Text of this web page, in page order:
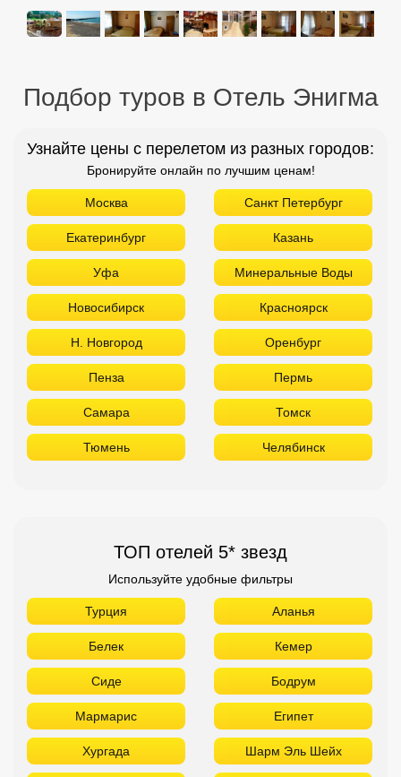
Подбор туров в Отель Энигма
Узнайте цены с перелетом из разных городов:
Бронируйте онлайн по лучшим ценам!
Москва Санкт Петербург
Екатеринбург Казань
Уфа Минеральные Воды
Новосибирск Красноярск
Н. Новгород Оренбург
Пенза Пермь
Самара Томск
Тюмень Челябинск
ТОП отелей 5* звезд
Используйте удобные фильтры
Турция Аланья
Белек Кемер
Сиде Бодрум
Мармарис Египет
Хургада Шарм Эль Шейх